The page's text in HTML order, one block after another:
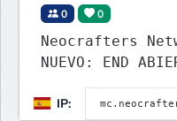
0 0
Neocrafters
NUEVO: END
IP: